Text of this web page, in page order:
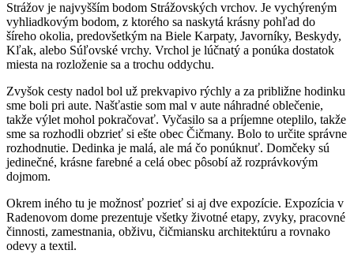
Strážov je najvyšším bodom Strážovských vrchov. Je vychýreným
vyhliadkovým bodom, z ktorého sa naskytá krásny pohľad do
šíreho okolia, predovšetkým na Biele Karpaty, Javorníky, Beskydy,
Kľak, alebo Súľovské vrchy. Vrchol je lúčnatý a ponúka dostatok
miesta na rozloženie sa a trochu oddychu.
Zvyšok cesty nadol bol už prekvapivo rýchly a za približne hodinku
sme boli pri aute. Našťastie som mal v aute náhradné oblečenie,
takže výlet mohol pokračovať. Vyčasilo sa a príjemne oteplilo, takže
sme sa rozhodli obzrieť si ešte obec Čičmany. Bolo to určite správne
rozhodnutie. Dedinka je malá, ale má čo ponúknuť. Domčeky sú
jedinečné, krásne farebné a celá obec pôsobí až rozprávkovým
dojmom.
Okrem iného tu je možnosť pozrieť si aj dve expozície. Expozícia v
Radenovom dome prezentuje všetky životné etapy, zvyky, pracovné
činnosti, zamestnania, obživu, čičmiansku architektúru a rovnako
odevy a textil.